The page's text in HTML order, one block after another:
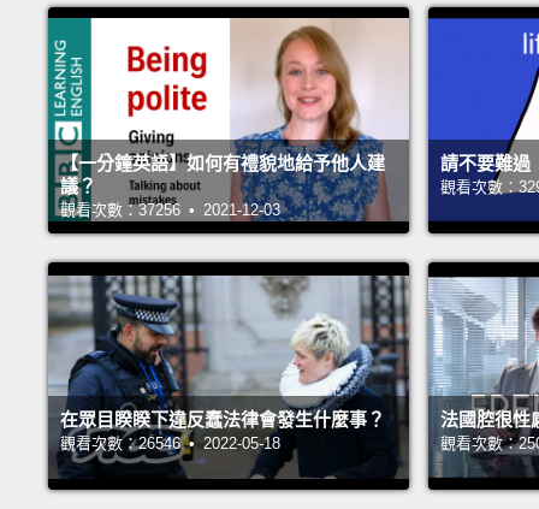
【一分鐘英語】如何有禮貌地給予他人建
議？
觀看次數：37256 • 2021-12-03
請不要難過
觀看次數：
在眾目睽睽下違反蠢法律會發生什麼事？
觀看次數：26546 • 2022-05-18
法國腔很
觀看次數：